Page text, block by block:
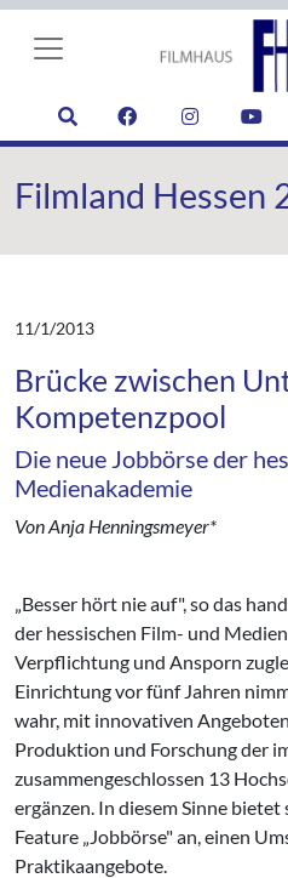
Filmland Hessen
11/1/2013
Brücke zwischen
Kompetenzpool
Die neue Jobbörse der
Medienakademie
Von Anja Henningsmeyer*
„Besser hört nie auf", so das
der hessischen Film- und
Verpflichtung und Ansporn
Einrichtung vor fünf Jahren
wahr, mit innovativen
Produktion und Forschung der
zusammengeschlossen 13
ergänzen. In diesem Sinne
Feature „Jobbörse" an, einen
Praktikaangebote.